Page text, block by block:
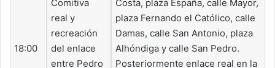
18:00
Comitiva
real y
recreación
del enlace
entre Pedro
Costa, plaza España, calle Mayor,
plaza Fernando el Católico, calle
Damas, calle San Antonio, plaza
Alhóndiga y calle San Pedro.
Posteriormente enlace real en la